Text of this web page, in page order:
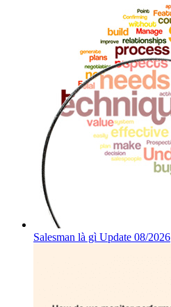
Salesman là gì Update 08/2026